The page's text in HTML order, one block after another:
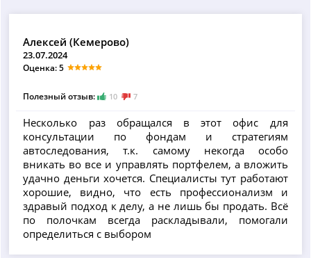
Алексей (Кемерово)
23.07.2024
Оценка: 5
Полезный отзыв: 10 7
Несколько раз обращался в этот офис для
консультации по фондам и стратегиям
автоследования, т.к. самому некогда особо
вникать во все и управлять портфелем, а вложить
удачно деньги хочется. Специалисты тут работают
хорошие, видно, что есть профессионализм и
здравый подход к делу, а не лишь бы продать. Всё
по полочкам всегда раскладывали, помогали
определиться с выбором